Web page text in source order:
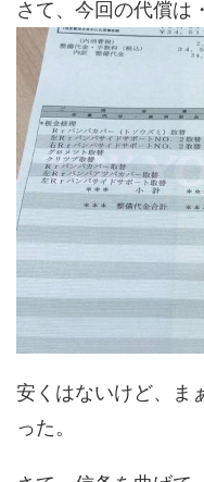
さて、今回の代償は
安くはないけど、ま
った。